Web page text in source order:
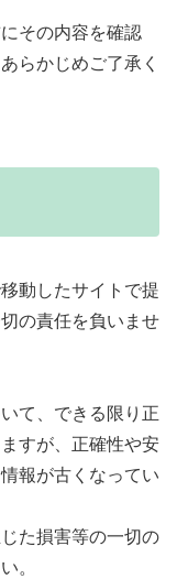
その内容を確認
らかじめご了承く
動したサイトで提
の責任を負いませ
て、できる限り正
すが、正確性や安
報が古くなってい
た損害等の一切の
。